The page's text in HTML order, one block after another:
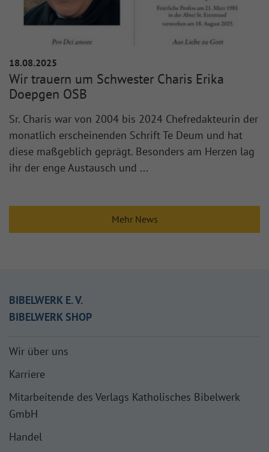
18.08.2025
Wir trauern um Schwester Charis Erika
Doepgen OSB
Sr. Charis war von 2004 bis 2024 Chefredakteurin der
monatlich erscheinenden Schrift Te Deum und hat
diese maßgeblich geprägt. Besonders am Herzen lag
ihr der enge Austausch und ...
Mehr News
BIBELWERK E. V.
BIBELWERK SHOP
Wir über uns
Karriere
Mitarbeitende des Verlags Katholisches Bibelwerk
GmbH
Handel